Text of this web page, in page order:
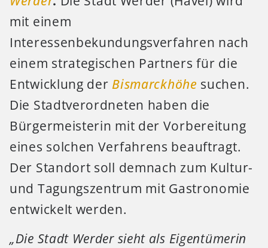
mit einem
Interessenbekundungsverfahren nach
einem strategischen Partners für die
Entwicklung der Bismarckhöhe suchen.
Die Stadtverordneten haben die
Bürgermeisterin mit der Vorbereitung
eines solchen Verfahrens beauftragt.
Der Standort soll demnach zum Kultur-
und Tagungszentrum mit Gastronomie
entwickelt werden.
„Die Stadt Werder sieht als Eigentümerin